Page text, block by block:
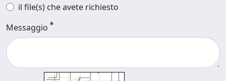
il file(s) che avete richiesto
Messaggio